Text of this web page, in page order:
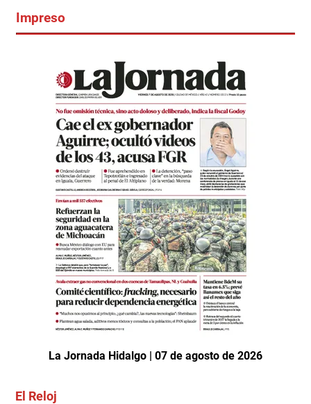
Impreso
La Jornada Hidalgo | 07 de agosto de 2026
El Reloj